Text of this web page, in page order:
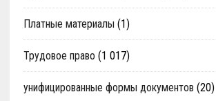
Платные материалы (1)
Трудовое право (1 017)
унифицированные формы документов (20)